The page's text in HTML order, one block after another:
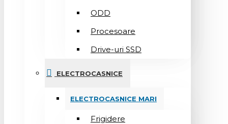
ODD
Procesoare
Drive-uri SSD
ELECTROCASNICE
ELECTROCASNICE MARI
Frigidere